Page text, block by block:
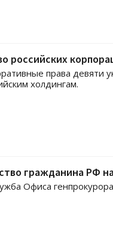
российских
права девяти
холдингам.
гражданина РФ
Офиса